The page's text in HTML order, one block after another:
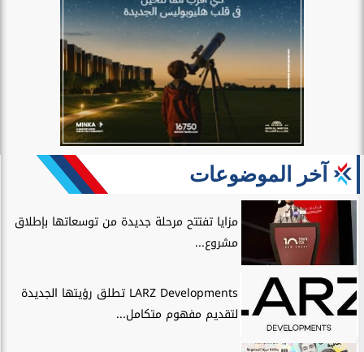
آخر الموضوعات
مزايا تفتتح مرحلة جديدة من توسعاتها بإطلاق
مشروع...
LARZ Developments تطلق رؤيتها الجديدة
لتقديم مفهوم متكامل...